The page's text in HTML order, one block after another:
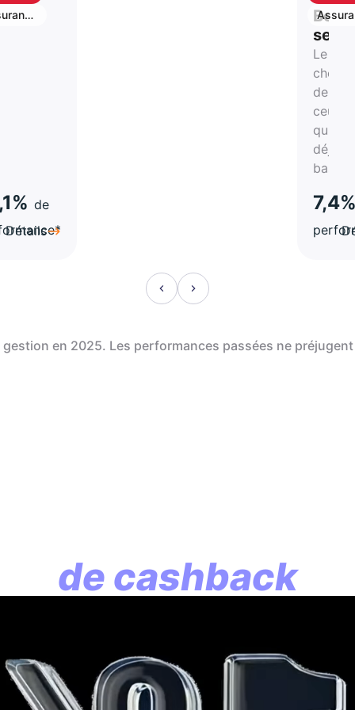
de
Détails
vie
Best-
seller
Le
choix
de
ceux
qui ont
déjà
basculé
7,4%
en 2025. Les performances passées ne
de cashback